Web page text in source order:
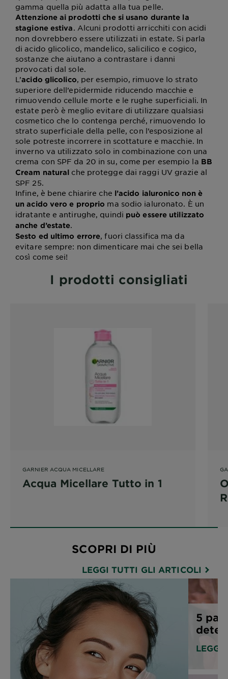
gamma quella più adatta alla tua pelle.
Attenzione ai prodotti che si usano durante la
stagione estiva. Alcuni prodotti arricchiti con acidi
non dovrebbero essere utilizzati in estate. Si parla
di acido glicolico, mandelico, salicilico e cogico,
sostanze che aiutano a contrastare i danni
provocati dal sole.
L’acido glicolico, per esempio, rimuove lo strato
superiore dell’epidermide riducendo macchie e
rimuovendo cellule morte e le rughe superficiali. In
estate però è meglio evitare di utilizzare qualsiasi
cosmetico che lo contenga perché, rimuovendo lo
strato superficiale della pelle, con l’esposizione al
sole potreste incorrere in scottature e macchie. In
inverno va utilizzato solo in combinazione con una
crema con SPF da 20 in su, come per esempio la BB
Cream natural che protegge dai raggi UV grazie al
SPF 25.
Infine, è bene chiarire che l’acido ialuronico non è
un acido vero e proprio ma sodio ialuronato. È un
idratante e antirughe, quindi può essere utilizzato
anche d’estate.
Sesto ed ultimo errore, fuori classifica ma da
evitare sempre: non dimenticare mai che sei bella
così come sei!
I prodotti consigliati
GARNIER ACQUA MICELLARE
Acqua Micellare Tutto in 1
SCOPRI DI PIÙ
LEGGI TUTTI GLI ARTICOLI
5
LEGGI